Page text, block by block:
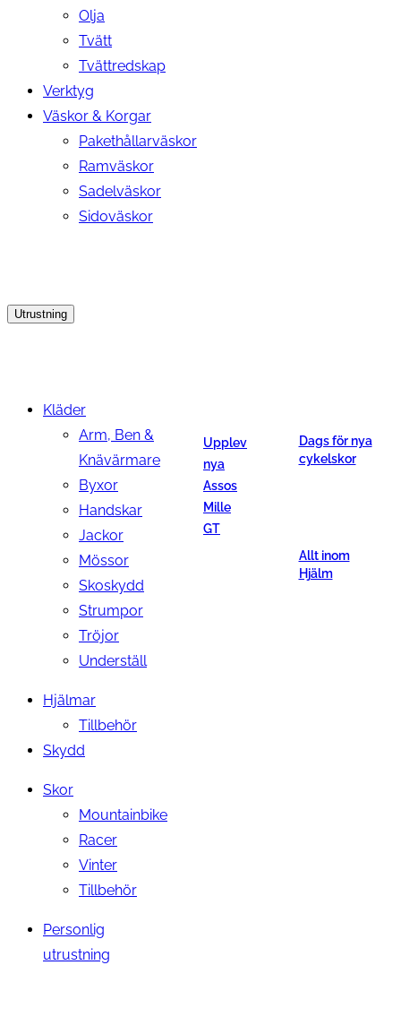
Olja
Tvätt
Tvättredskap
Verktyg
Väskor & Korgar
Pakethållarväskor
Ramväskor
Sadelväskor
Sidoväskor
Utrustning
Kläder
Arm, Ben &
Knävärmare
Byxor
Handskar
Jackor
Mössor
Skoskydd
Strumpor
Tröjor
Underställ
Hjälmar
Tillbehör
Skydd
Skor
Mountainbike
Racer
Vinter
Tillbehör
Personlig
utrustning
Upplev
nya
Assos
Mille
GT
Dags för nya
cykelskor
Allt inom
Hjälm